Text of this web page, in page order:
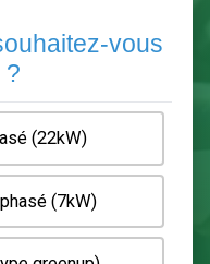
engagement.
6
souhaitez-
?